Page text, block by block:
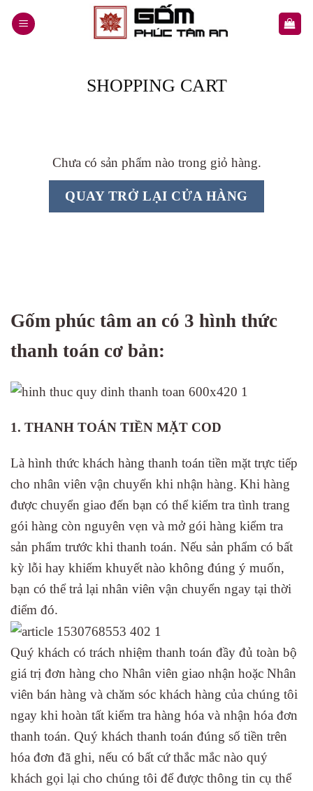
SHOPPING CART
Chưa có sản phẩm nào trong giỏ hàng.
QUAY TRỞ LẠI CỬA HÀNG
Gốm phúc tâm an có 3 hình thức
thanh toán cơ bản:
1. THANH TOÁN TIỀN MẶT COD
Là hình thức khách hàng thanh toán tiền mặt trực tiếp
cho nhân viên vận chuyển khi nhận hàng. Khi hàng
được chuyển giao đến bạn có thể kiểm tra tình trang
gói hàng còn nguyên vẹn và mở gói hàng kiểm tra
sản phẩm trước khi thanh toán. Nếu sản phẩm có bất
kỳ lỗi hay khiếm khuyết nào không đúng ý muốn,
bạn có thể trả lại nhân viên vận chuyển ngay tại thời
điểm đó.
Quý khách có trách nhiệm thanh toán đầy đủ toàn bộ
giá trị đơn hàng cho Nhân viên giao nhận hoặc Nhân
viên bán hàng và chăm sóc khách hàng của chúng tôi
ngay khi hoàn tất kiểm tra hàng hóa và nhận hóa đơn
thanh toán. Quý khách thanh toán đúng số tiền trên
hóa đơn đã ghi, nếu có bất cứ thắc mắc nào quý
khách gọi lại cho chúng tôi để được thông tin cụ thể